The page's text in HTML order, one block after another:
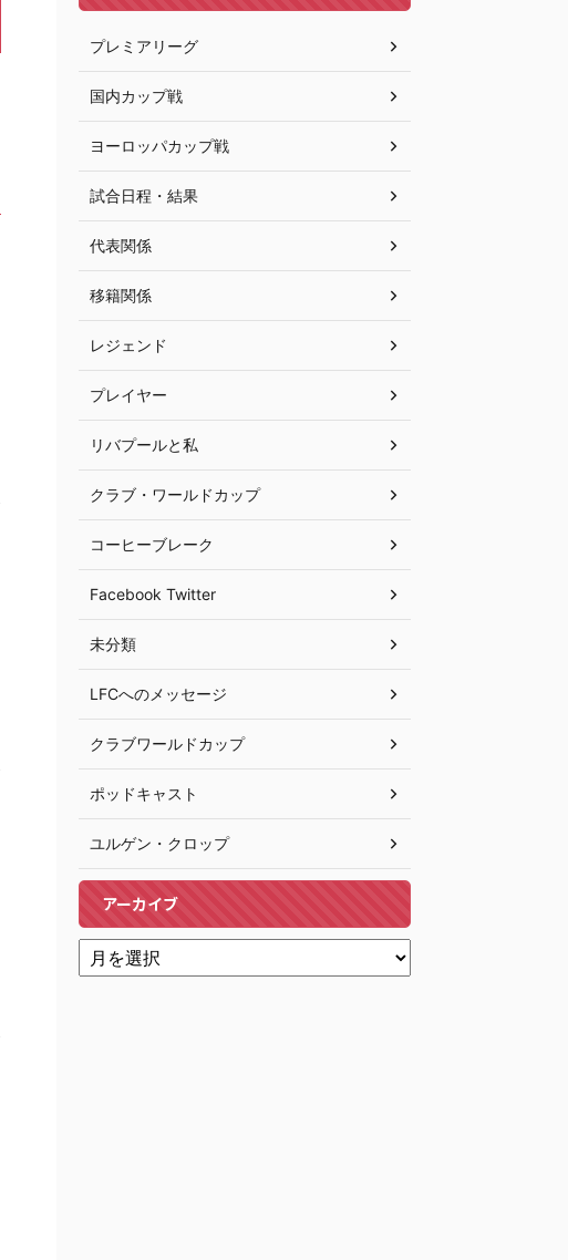
プレミアリーグ
国内カップ戦
ヨーロッパカップ戦
試合日程・結果
代表関係
移籍関係
レジェンド
プレイヤー
リバプールと私
クラブ・ワールドカップ
コーヒーブレーク
Facebook Twitter
未分類
LFCへのメッセージ
クラブワールドカップ
ポッドキャスト
ユルゲン・クロップ
アーカイブ